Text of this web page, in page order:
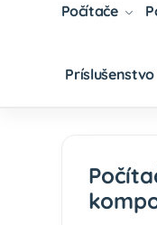
Počítače
Príslušenstvo
Domov